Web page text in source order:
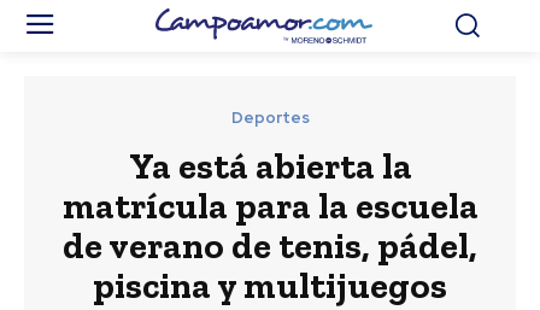
Deportes
Ya está abierta la
matrícula para la escuela
de verano de tenis, pádel,
piscina y multijuegos